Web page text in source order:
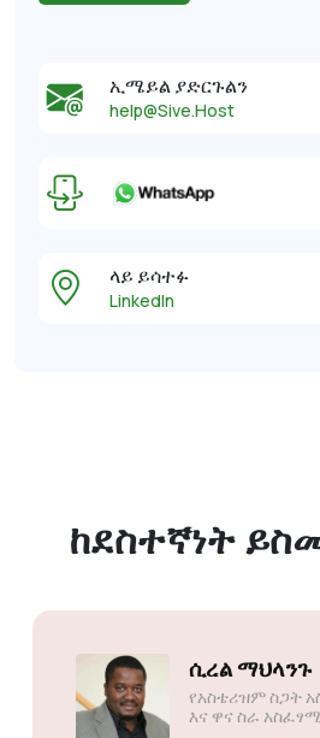
ኢሜይል ያድርጉልን
help@Sive.Host
ላይ ይሳተፉ
LinkedIn
ከደስተኛነት
ሲረል ማህላንጉ
የአስቴሪዝም ስጋት
እና ዋና ስራ አስፈፃሚ